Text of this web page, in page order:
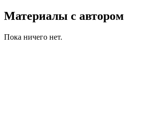
Материалы с автором
Пока ничего нет.